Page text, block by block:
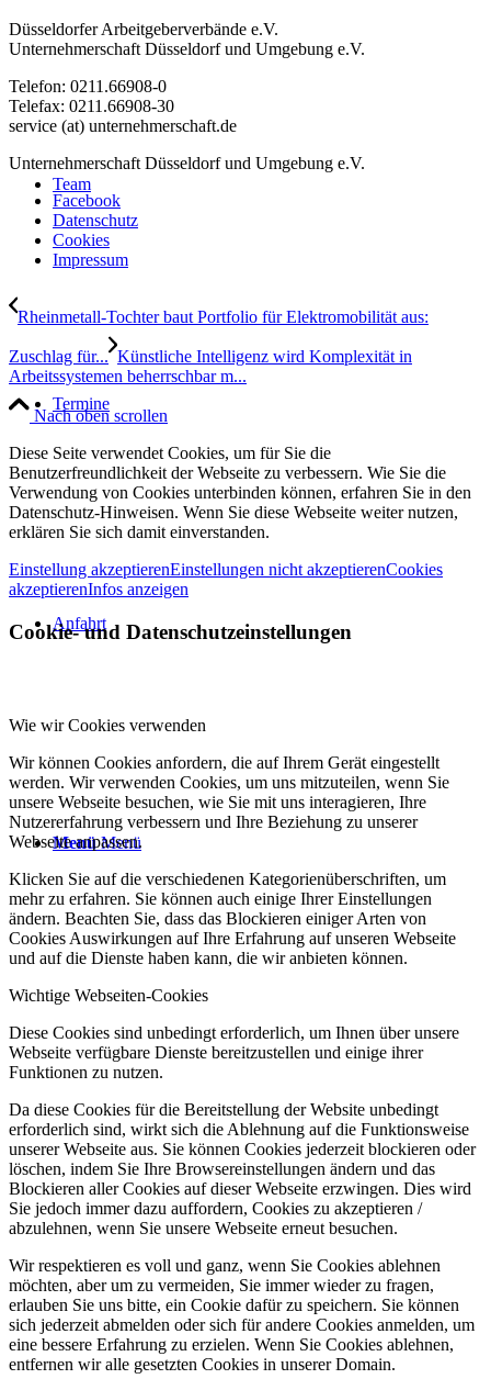
Team
Termine
Anfahrt
Menü Menü
Düsseldorfer Arbeitgeberverbände e.V.
Unternehmerschaft Düsseldorf und Umgebung e.V.
Telefon: 0211.66908-0
Telefax: 0211.66908-30
service (at) unternehmerschaft.de
Unternehmerschaft Düsseldorf und Umgebung e.V.
Facebook
Datenschutz
Cookies
Impressum
Rheinmetall-Tochter baut Portfolio für Elektromobilität aus:
Zuschlag für... Künstliche Intelligenz wird Komplexität in
Arbeitssystemen beherrschbar m...
Nach oben scrollen
Diese Seite verwendet Cookies, um für Sie die
Benutzerfreundlichkeit der Webseite zu verbessern. Wie Sie die
Verwendung von Cookies unterbinden können, erfahren Sie in den
Datenschutz-Hinweisen. Wenn Sie diese Webseite weiter nutzen,
erklären Sie sich damit einverstanden.
Einstellung akzeptierenEinstellungen nicht akzeptierenCookies
akzeptierenInfos anzeigen
Cookie- und Datenschutzeinstellungen
Wie wir Cookies verwenden
Wir können Cookies anfordern, die auf Ihrem Gerät eingestellt
werden. Wir verwenden Cookies, um uns mitzuteilen, wenn Sie
unsere Webseite besuchen, wie Sie mit uns interagieren, Ihre
Nutzererfahrung verbessern und Ihre Beziehung zu unserer
Webseite anpassen.
Klicken Sie auf die verschiedenen Kategorienüberschriften, um
mehr zu erfahren. Sie können auch einige Ihrer Einstellungen
ändern. Beachten Sie, dass das Blockieren einiger Arten von
Cookies Auswirkungen auf Ihre Erfahrung auf unseren Webseite
und auf die Dienste haben kann, die wir anbieten können.
Wichtige Webseiten-Cookies
Diese Cookies sind unbedingt erforderlich, um Ihnen über unsere
Webseite verfügbare Dienste bereitzustellen und einige ihrer
Funktionen zu nutzen.
Da diese Cookies für die Bereitstellung der Website unbedingt
erforderlich sind, wirkt sich die Ablehnung auf die Funktionsweise
unserer Webseite aus. Sie können Cookies jederzeit blockieren oder
löschen, indem Sie Ihre Browsereinstellungen ändern und das
Blockieren aller Cookies auf dieser Webseite erzwingen. Dies wird
Sie jedoch immer dazu auffordern, Cookies zu akzeptieren /
abzulehnen, wenn Sie unsere Webseite erneut besuchen.
Wir respektieren es voll und ganz, wenn Sie Cookies ablehnen
möchten, aber um zu vermeiden, Sie immer wieder zu fragen,
erlauben Sie uns bitte, ein Cookie dafür zu speichern. Sie können
sich jederzeit abmelden oder sich für andere Cookies anmelden, um
eine bessere Erfahrung zu erzielen. Wenn Sie Cookies ablehnen,
entfernen wir alle gesetzten Cookies in unserer Domain.